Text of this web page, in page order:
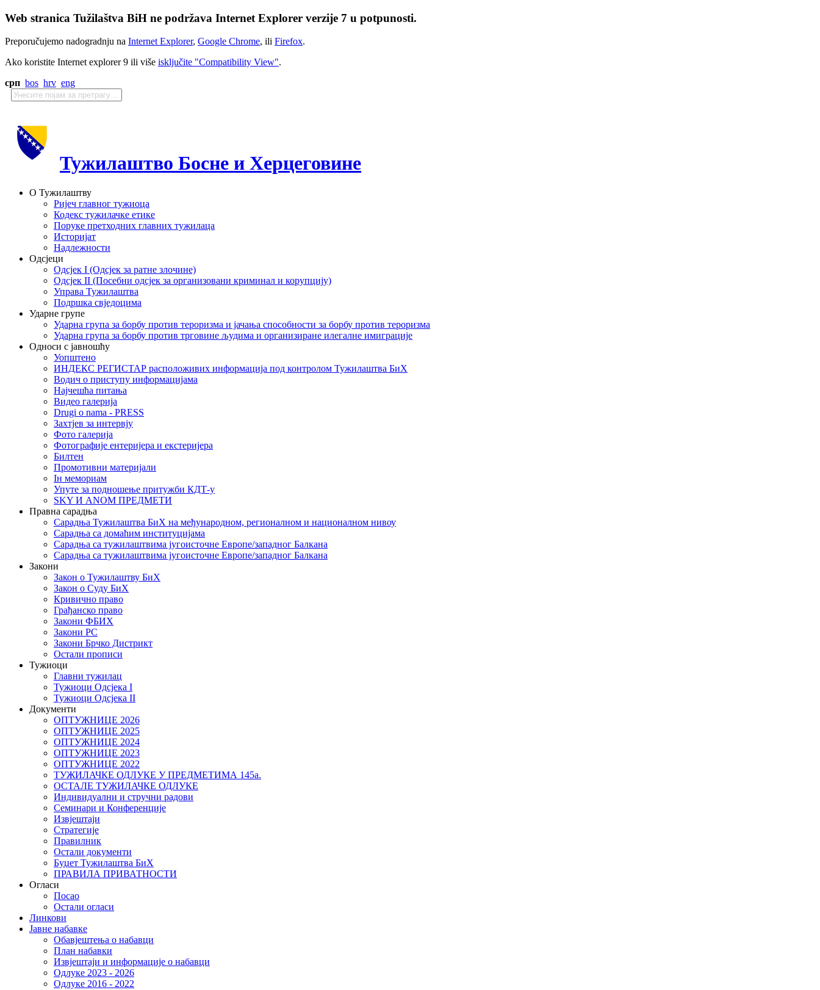
Web stranica Tužilaštva BiH ne podržava Internet Explorer verzije 7 u potpunosti.
Preporučujemo nadogradnju na Internet Explorer, Google Chrome, ili Firefox.
Ako koristite Internet explorer 9 ili više isključite "Compatibility View".
срп bos hrv eng
Тужилаштво Босне и Херцеговине
О Тужилаштву
Ријеч главног тужиоца
Кодекс тужилачке етике
Поруке претходних главних тужилаца
Историјат
Надлежности
Одсјеци
Одсјек I (Одсјек за ратне злочине)
Одсјек II (Посебни одсјек за организовани криминал и корупцију)
Управа Тужилаштва
Подршка свједоцима
Ударне групе
Ударна група за борбу против тероризма и јачања способности за борбу против тероризма
Ударна група за борбу против трговине људима и организиране илегалне имиграције
Односи с јавношћу
Уопштено
ИНДЕКС РЕГИСТАР расположивих информација под контролом Тужилаштва БиХ
Водич о приступу информацијама
Најчешћа питања
Видео галерија
Drugi o nama - PRESS
Захтјев за интервју
Фото галерија
Фотографије ентеријера и екстеријера
Билтен
Промотивни материјали
Iн мемориам
Упуте за подношење притужби КДТ-у
SKY И ANOM ПРЕДМЕТИ
Правна сарадња
Сарадња Тужилаштва БиХ на међународном, регионалном и националном нивоу
Сарадња са домаћим институцијама
Сарадња са тужилаштвима југоисточне Европе/западног Балкана
Сарадња са тужилаштвима југоисточне Европе/западног Балкана
Закони
Закон о Тужилаштву БиХ
Закон о Суду БиХ
Кривично право
Грађанско право
Закони ФБИХ
Закони РС
Закони Брчко Дистрикт
Остали прописи
Тужиоци
Главни тужилац
Тужиоци Oдсјекa I
Тужиоци Oдсјекa II
Документи
ОПТУЖНИЦЕ 2026
ОПТУЖНИЦЕ 2025
ОПТУЖНИЦЕ 2024
ОПТУЖНИЦЕ 2023
ОПТУЖНИЦЕ 2022
ТУЖИЛАЧКЕ ОДЛУКЕ У ПРЕДМЕТИМА 145а.
ОСТАЛЕ ТУЖИЛАЧКЕ ОДЛУКЕ
Индивидуални и стручни радови
Семинари и Конференције
Извјештаји
Стратегије
Правилник
Остали документи
Буџет Тужилаштва БиХ
ПРАВИЛА ПРИВАТНОСТИ
Огласи
Посао
Остали огласи
Линкови
Јавне набавке
Обавјештења о набавци
План набавки
Извјештаји и информације о набавци
Одлуке 2023 - 2026
Одлуке 2016 - 2022